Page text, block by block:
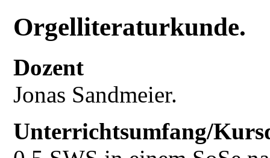
Orgelliteraturkunde.
Dozent
Jonas Sandmeier.
Unterrichtsumfang/